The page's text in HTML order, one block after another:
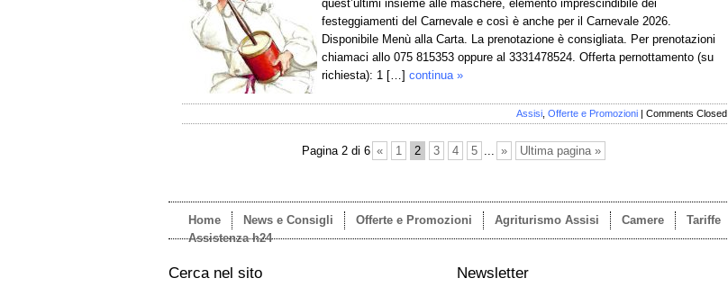
quest’ultimi insieme alle maschere, elemento imprescindibile dei
festeggiamenti del Carnevale e così è anche per il Carnevale 2026.
Disponibile Menù alla Carta. La prenotazione è consigliata. Per prenotazioni
chiamaci allo 075 815353 oppure al 3331478524. Offerta pernottamento (su
richiesta): 1 […] continua »
Assisi Offerte e Promozioni | Comments Closed
Pagina 2 di 6 « 1 2 3 4 5 ... » Ultima pagina »
Home News e Consigli Offerte e Promozioni Agriturismo Assisi Camere Tariffe
Assistenza h24
Cerca nel sito Newsletter